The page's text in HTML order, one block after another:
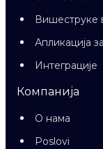
Вишеструке
Апликација
Интеграције
Компанија
О нама
Poslovi